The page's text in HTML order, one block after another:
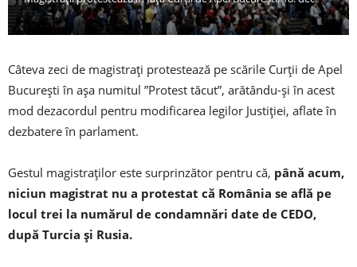
Câteva zeci de magistrați protestează pe scările Curții de Apel
București în așa numitul ”Protest tăcut”, arătându-și în acest
mod dezacordul pentru modificarea legilor Justiției, aflate în
dezbatere în parlament.
Gestul magistraților este surprinzător pentru că, până acum,
niciun magistrat nu a protestat că România se află pe
locul trei la numărul de condamnări date de CEDO,
după Turcia și Rusia.